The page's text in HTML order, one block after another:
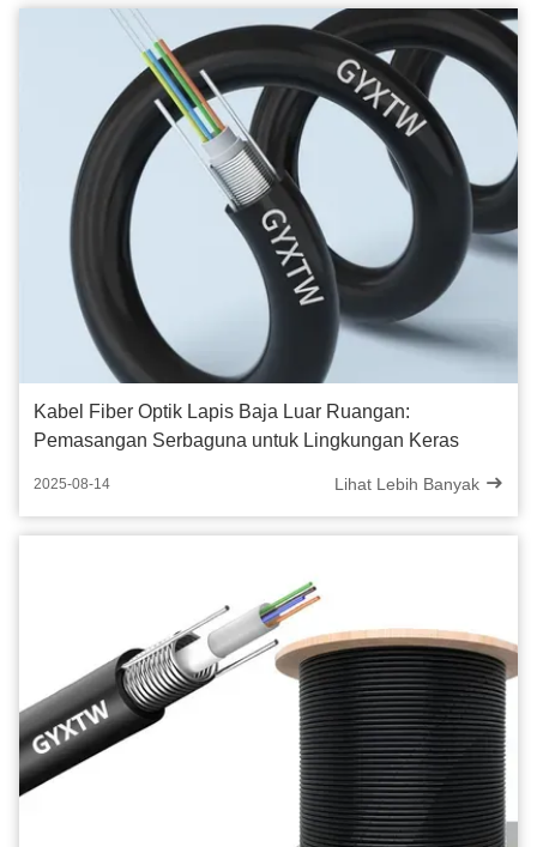
Kabel Fiber Optik Lapis Baja Luar Ruangan:
Pemasangan Serbaguna untuk Lingkungan Keras
2025-08-14 Lihat Lebih Banyak